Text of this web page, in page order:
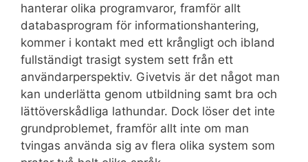
hanterar olika programvaror, framför allt
databasprogram för informationshantering,
kommer i kontakt med ett krångligt och ibland
fullständigt trasigt system sett från ett
användarperspektiv. Givetvis är det något man
kan underlätta genom utbildning samt bra och
lättöverskådliga lathundar. Dock löser det inte
grundproblemet, framför allt inte om man
tvingas använda sig av flera olika system som